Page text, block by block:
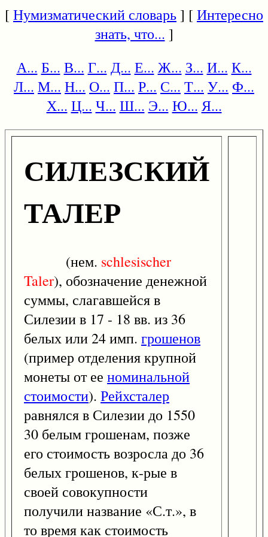
[Нумизматический словарь] [Интересно
знать, что... ]
А... Б... В... Г... Д... Е... Ж... З... И... К...
Л... М... Н... О... П... Р... С... Т... У... Ф...
Х... Ц... Ч... Ш... Э... Ю... Я...
СИЛЕЗСКИЙ
ТАЛЕР
(нем. schlesischer
Taler), обозначение денежной
суммы, слагавшейся в
Силезии в 17 - 18 вв. из 36
белых или 24 имп. грошенов
(пример отделения крупной
монеты от ее номинальной
стоимости). Рейхсталер
равнялся в Силезии до 1550
30 белым грошенам, позже
его стоимость возросла до 36
белых грошенов, к-рые в
своей совокупности
получили название «С.т.», в
то время как стоимость